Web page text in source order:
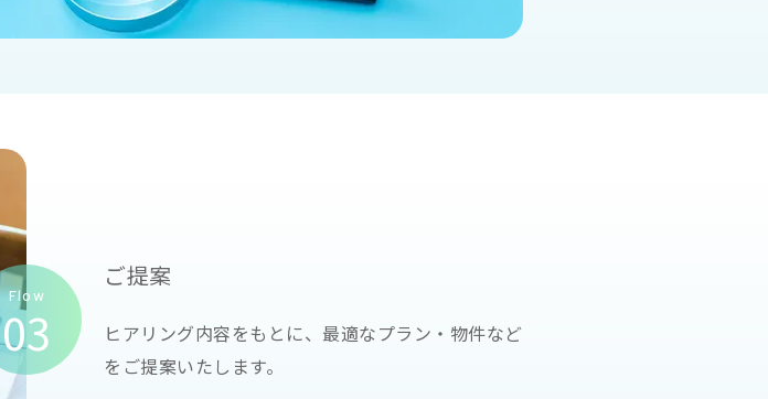
Flow
03
ご提案
ヒアリング内容をもとに、最適なプラン・物件など
をご提案いたします。